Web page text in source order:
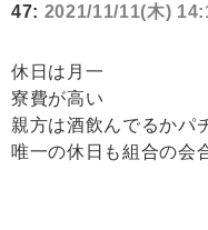
47: 2021/11/11(木)
休日は月一
寮費が高い
親方は酒飲んでるかパ
唯一の休日も組合の会